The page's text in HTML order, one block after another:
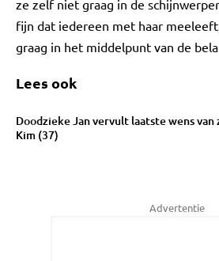
ze zelf niet graag in de
fijn dat iedereen met haar
graag in het middelpunt van de
Lees ook
Doodzieke Jan vervult laatste wens
Kim (37)
Advertentie